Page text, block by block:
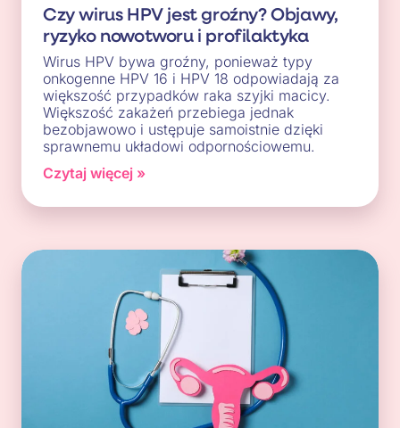
Czy wirus HPV jest groźny? Objawy,
ryzyko nowotworu i profilaktyka
Wirus HPV bywa groźny, ponieważ typy
onkogenne HPV 16 i HPV 18 odpowiadają za
większość przypadków raka szyjki macicy.
Większość zakażeń przebiega jednak
bezobjawowo i ustępuje samoistnie dzięki
sprawnemu układowi odpornościowemu.
Czytaj więcej »